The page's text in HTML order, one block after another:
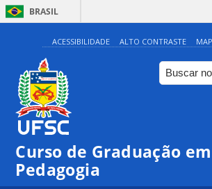
BRASIL
ACESSIBILIDADE ALTO CONTRASTE
Curso de Graduação em
Pedagogia